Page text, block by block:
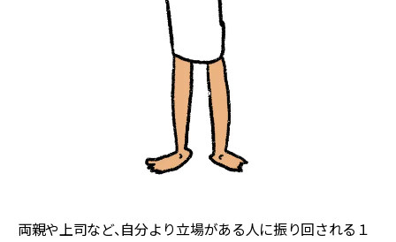
両親や上司など、自分より立場がある人に振り回される１